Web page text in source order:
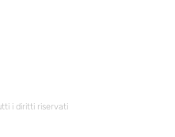
i diritti riservati